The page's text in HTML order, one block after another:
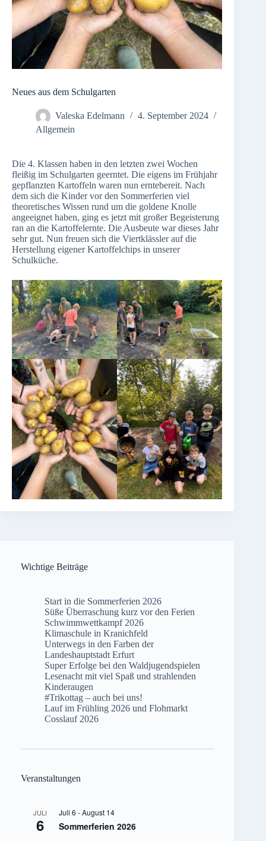
Neues aus dem Schulgarten
Valeska Edelmann
4. September 2024
Allgemein
Die 4. Klassen haben in den letzten zwei Wochen
fleißig im Schulgarten geerntet. Die eigens im Frühjahr
gepflanzten Kartoffeln waren nun erntebereit. Nach
dem sich die Kinder vor den Sommerferien viel
theoretisches Wissen rund um die goldene Knolle
angeeignet haben, ging es jetzt mit großer Begeisterung
ran an die Kartoffelernte. Die Ausbeute war dieses Jahr
sehr gut. Nun freuen sich die Viertklässler auf die
Herstellung eigener Kartoffelchips in unserer
Schulküche.
Wichtige Beiträge
Start in die Sommerferien 2026
Süße Überraschung kurz vor den Ferien
Schwimmwettkampf 2026
Klimaschule in Kranichfeld
Unterwegs in den Farben der
Landeshauptstadt Erfurt
Super Erfolge bei den Waldjugendspielen
Lesenacht mit viel Spaß und strahlenden
Kinderaugen
#Trikottag – auch bei uns!
Lauf im Frühling 2026 und Flohmarkt
Cosslauf 2026
Veranstaltungen
JULI
6
Juli 6 -August 14
Sommerferien 2026